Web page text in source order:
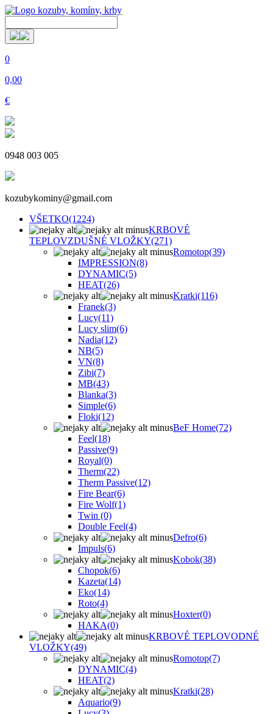
0
0,00
€
0948 003 005
kozubykominy@gmail.com
VŠETKO(1224)
KRBOVÉ
TEPLOVZDUŠNÉ VLOŽKY(271)
Romotop(39)
IMPRESSION(8)
DYNAMIC(5)
HEAT(26)
Kratki(116)
Franek(3)
Lucy(11)
Lucy slim(6)
Nadia(12)
NB(5)
VN(8)
Zibi(7)
MB(43)
Blanka(3)
Simple(6)
Floki(12)
BeF Home(72)
Feel(18)
Passive(9)
Royal(0)
Therm(22)
Therm Passive(12)
Fire Bear(6)
Fire Wolf(1)
Twin (0)
Double Feel(4)
Defro(6)
Impuls(6)
Kobok(38)
Chopok(6)
Kazeta(14)
Eko(14)
Roto(4)
Hoxter(0)
HAKA(0)
KRBOVÉ TEPLOVODNÉ
VLOŽKY(49)
Romotop(7)
DYNAMIC(4)
HEAT(2)
Kratki(28)
Aquario(9)